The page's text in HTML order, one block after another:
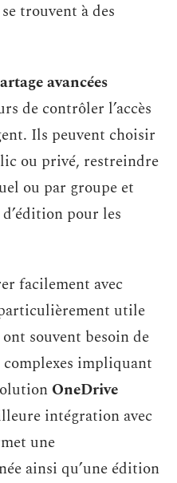
trouvent à des
avancées
de contrôler l’accès
Ils peuvent choisir
ou privé, restreindre
ou par groupe et
pour les
facilement avec
utile
souvent besoin de
impliquant
OneDrive
intégration avec
une
ainsi qu’une édition